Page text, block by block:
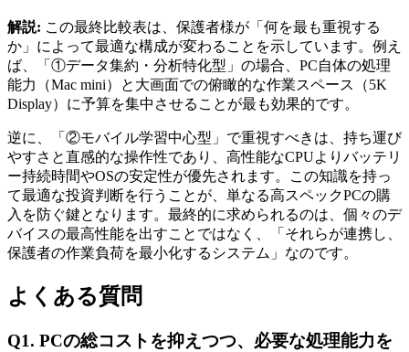
解説: この最終比較表は、保護者様が「何を最も重視する
か」によって最適な構成が変わることを示しています。例え
ば、「①データ集約・分析特化型」の場合、PC自体の処理
能力（Mac mini）と大画面での俯瞰的な作業スペース（5K
Display）に予算を集中させることが最も効果的です。
逆に、「②モバイル学習中心型」で重視すべきは、持ち運び
やすさと直感的な操作性であり、高性能なCPUよりバッテリ
ー持続時間やOSの安定性が優先されます。この知識を持っ
て最適な投資判断を行うことが、単なる高スペックPCの購
入を防ぐ鍵となります。最終的に求められるのは、個々のデ
バイスの最高性能を出すことではなく、「それらが連携し、
保護者の作業負荷を最小化するシステム」なのです。
よくある質問
Q1. PCの総コストを抑えつつ、必要な処理能力を